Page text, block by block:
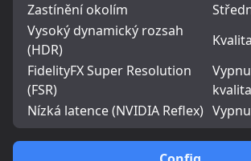
Zastínění okolím
Vysoký dynamický rozsah
(HDR)
Kvalita
FidelityFX Super Resolution
(FSR)
Nízká latence (NVIDIA Reflex)